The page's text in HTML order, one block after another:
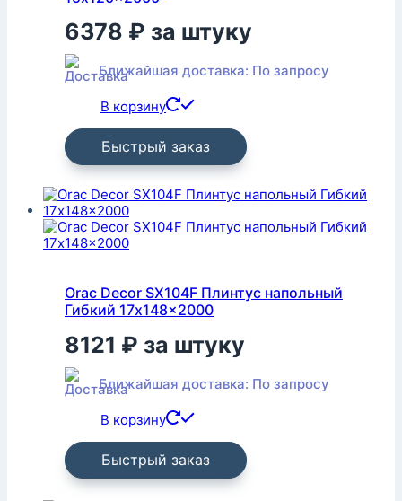
6378 ₽ за штуку
Ближайшая доставка: По запросу
В корзину
Быстрый заказ
Orac Decor SX104F Плинтус напольный
Гибкий 17x148x2000
8121 ₽ за штуку
Ближайшая доставка: По запросу
В корзину
Быстрый заказ